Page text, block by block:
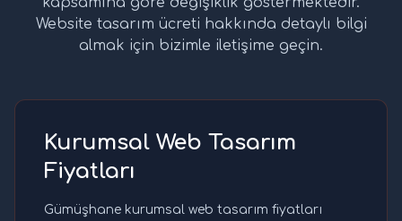
Website tasarım ücreti hakkında detaylı bilgi
almak için bizimle iletişime geçin.
Kurumsal Web Tasarım
Fiyatları
Gümüşhane kurumsal web tasarım fiyatları